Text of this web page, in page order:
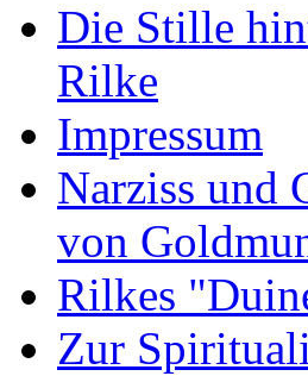
Die Stille
Rilke
Impressum
Narziss und
von
Rilkes
Zur